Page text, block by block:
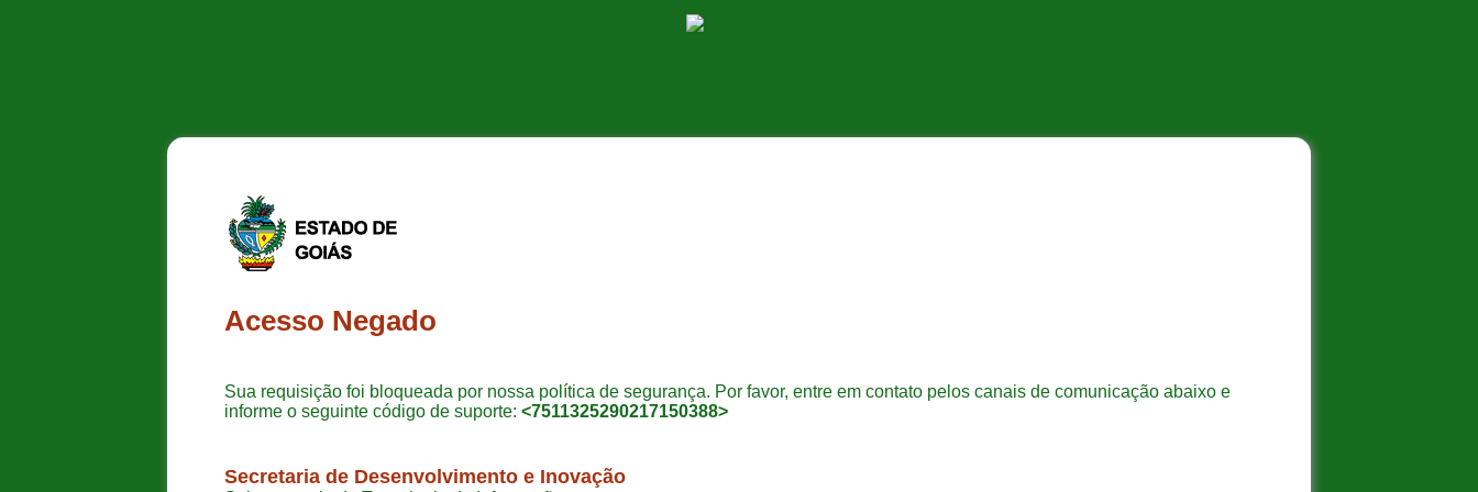
Acesso Negado
Sua requisição foi bloqueada por nossa política de segurança. Por favor, entre em contato pelos canais de comunicação abaixo e
informe o seguinte código de suporte:<7511325290217150388>
Secretaria de Desenvolvimento e Inovação